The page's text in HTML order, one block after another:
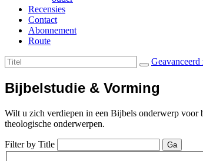
Recensies
Contact
Abonnement
Route
Geavanceerd
Bijbelstudie & Vorming
Wilt u zich verdiepen in een Bijbels onderwerp voor
theologische onderwerpen.
Filter by Title Ga